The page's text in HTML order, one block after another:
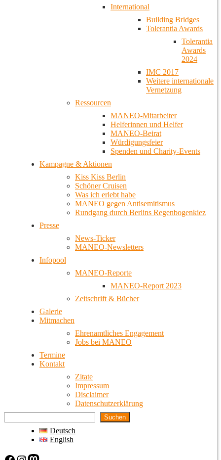
International
Building Bridges
Tolerantia Awards
Tolerantia
Awards
2024
IMC 2017
Weitere internationale
Vernetzung
Ressourcen
MANEO-Mitarbeiter
Helferinnen und Helfer
MANEO-Beirat
Würdigungsfeier
Spenden und Charity-Events
Kampagne & Aktionen
Kiss Kiss Berlin
Schöner Cruisen
Was ich erlebt habe
MANEO gegen Antisemitismus
Rundgang durch Berlins Regenbogenkiez
Presse
News-Ticker
MANEO-Newsletters
Infopool
MANEO-Reporte
MANEO-Report 2023
Zeitschrift & Bücher
Galerie
Mitmachen
Ehrenamtliches Engagement
Jobs bei MANEO
Termine
Kontakt
Zitate
Impressum
Disclaimer
Datenschutzerklärung
Suchen
Deutsch
English